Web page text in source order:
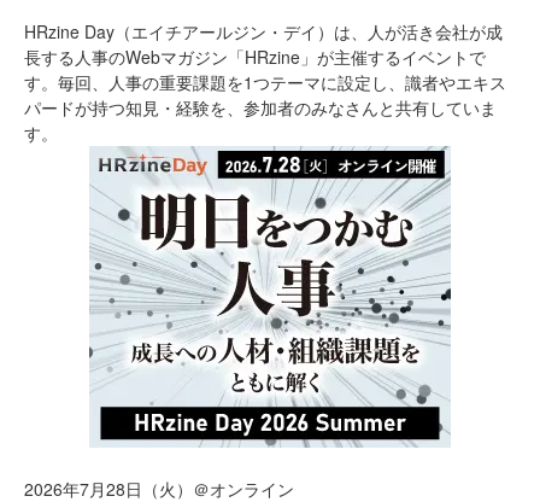
HRzine Day（エイチアールジン・デイ）は、人が活き会社が成
長する人事のWebマガジン「HRzine」が主催するイベントで
す。毎回、人事の重要課題を1つテーマに設定し、識者やエキス
パードが持つ知見・経験を、参加者のみなさんと共有していま
す。
2026年7月28日（火）＠オンライン